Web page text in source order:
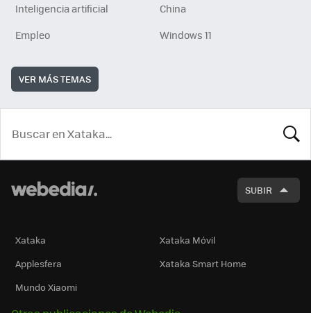
Inteligencia artificial
China
Empleo
Windows 11
VER MÁS TEMAS
SUBIR
Xataka
Xataka Móvil
Applesfera
Xataka Smart Home
Mundo Xiaomi